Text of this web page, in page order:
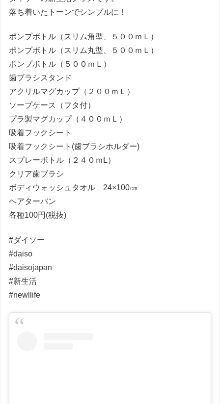
落ち着いたトーンでシンプルに！
ポンプボトル（スリム角型、５００ｍＬ）
ポンプボトル（スリム丸型、５００ｍＬ）
ポンプボトル（５００ｍＬ）
歯ブラシスタンド
アクリルマグカップ（２００ｍＬ）
ソープケース（フタ付）
プラ製マグカップ（４００ｍＬ）
吸着フックシート
吸着フックシート(歯ブラシホルダー)
スプレーボトル（２４０ｍL）
クリア歯ブラシ
ボディウォッシュタオル 24×100㎝
ヘアターバン
各種100円(税抜)
#ダイソー
#daiso
#daisojapan
#新生活
#newllife